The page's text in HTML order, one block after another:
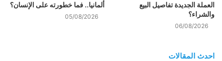
العملة الجديدة تفاصيل البيع
والشراء؟
06/08/2026
ألمانيا.. فما خطورته على الإنسان؟
05/08/2026
احدث المقالات